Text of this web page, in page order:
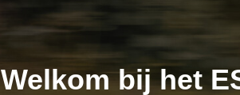
Welkom bij het